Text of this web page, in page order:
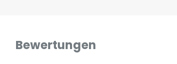
Bewertungen